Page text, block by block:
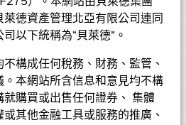
德資產管理北亞有限公司連同
以下統稱為“貝萊德”。
構成任何稅務、財務、監管、
。本網站所含信息和意見均不構
購買或出售任何證券、 集體
其他金融工具或服務的推廣、
資決定。投資者應參閱基金章程及
素等詳情。
基金的管理公司將確保適當的程序得
的風險效應減至最低。您只需直接在
，即可查閱這基金內全部股份類別—
別的名稱中顯示「對沖」的字眼。此
份類別的完整列表，應向基金管理公
圖表
表現
2018年9月4日
USD
87
72.08